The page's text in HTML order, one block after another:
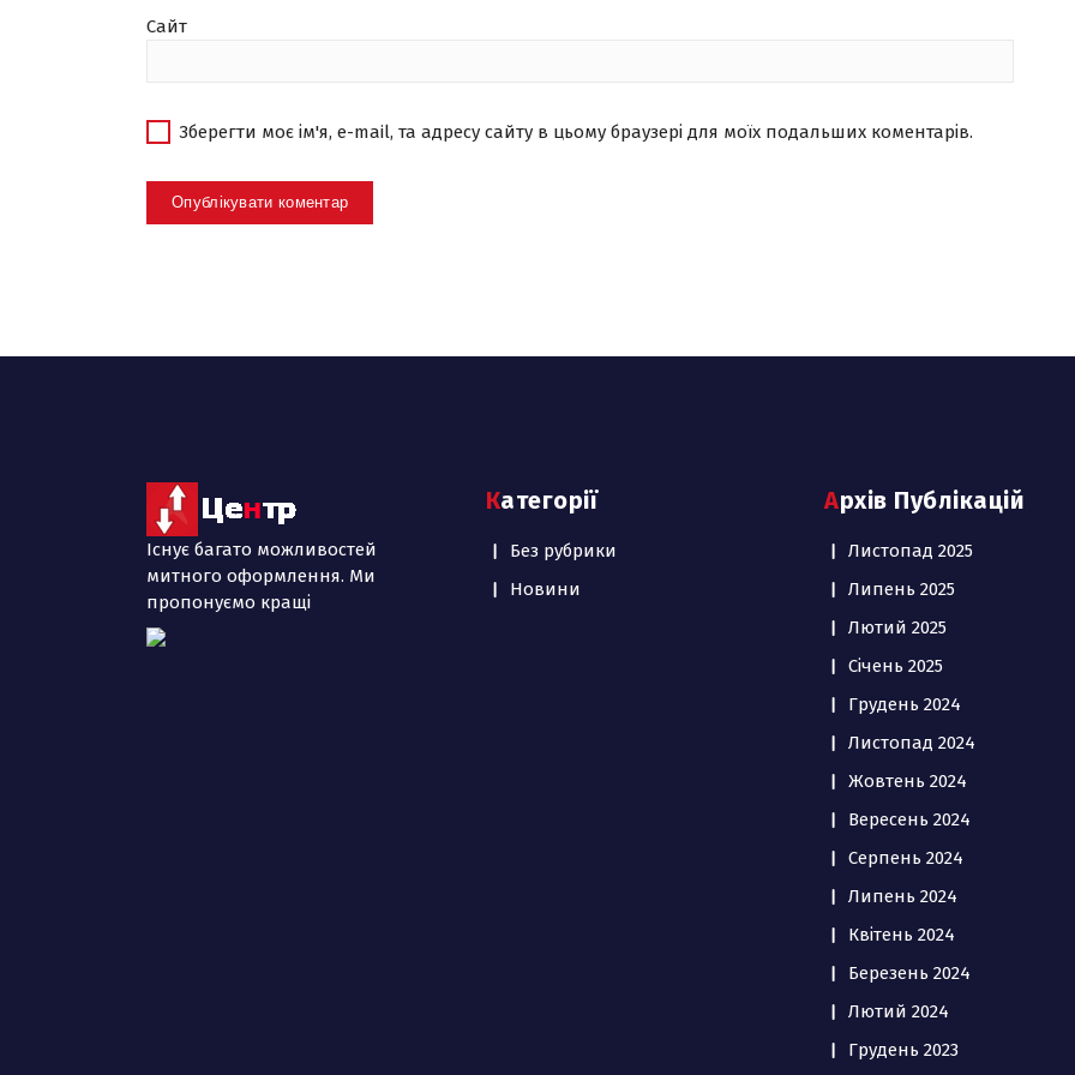
Сайт
Зберегти моє ім'я, e-mail, та адресу сайту в цьому браузері для моїх подальших коментарів.
Існує багато можливостей
митного оформлення. Ми
пропонуємо кращі
Категорії
Без рубрики
Новини
Архів Публікацій
Листопад 2025
Липень 2025
Лютий 2025
Січень 2025
Грудень 2024
Листопад 2024
Жовтень 2024
Вересень 2024
Серпень 2024
Липень 2024
Квітень 2024
Березень 2024
Лютий 2024
Грудень 2023